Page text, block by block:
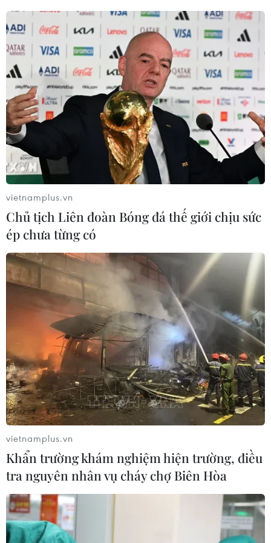
#Thủ tướng Anh
#David Cameron. Afghanistan
#Nền dân chủ
Afghanistan Anh Mỹ
Theo dõi VietnamPlus
TIN CÙNG CHUYÊN MỤC
Hàn Quốc tăng cường giải pháp
ngăn chặn đánh bạc trực tuyến trong
06/08/2026 04:52
Tổng Bí thư, Chủ tịch nước Tô Lâm
sẽ thăm cấp Nhà nước tới Australia và
New Zealand
06/08/2026 04:30
đồng won của Hàn Quốc
05/08/2026 23:26
vietnamplus.vn
Chủ tịch Liên đoàn Bóng đá thế giới chịu sức
ép chưa từng có
vietnamplus.vn
Khẩn trường khám nghiệm hiện trường, điều
tra nguyên nhân vụ cháy chợ Biên Hòa